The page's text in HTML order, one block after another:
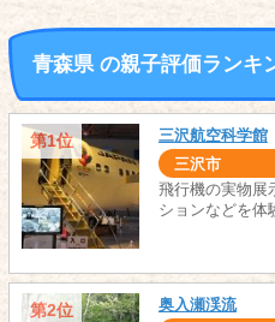
青森県 の親子評価ランキ
第1位 三沢航空科学館
三沢市
飛行機の実物展
ションなどを体
第2位 奥入瀬渓流